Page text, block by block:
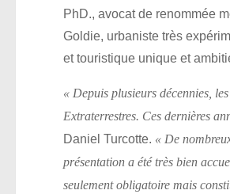
PhD., avocat de renommée
Goldie, urbaniste très
et touristique unique et
« Depuis plusieurs décennies,
Extraterrestres. Ces dernières
Daniel Turcotte. « De
présentation a été très bien
seulement obligatoire mais